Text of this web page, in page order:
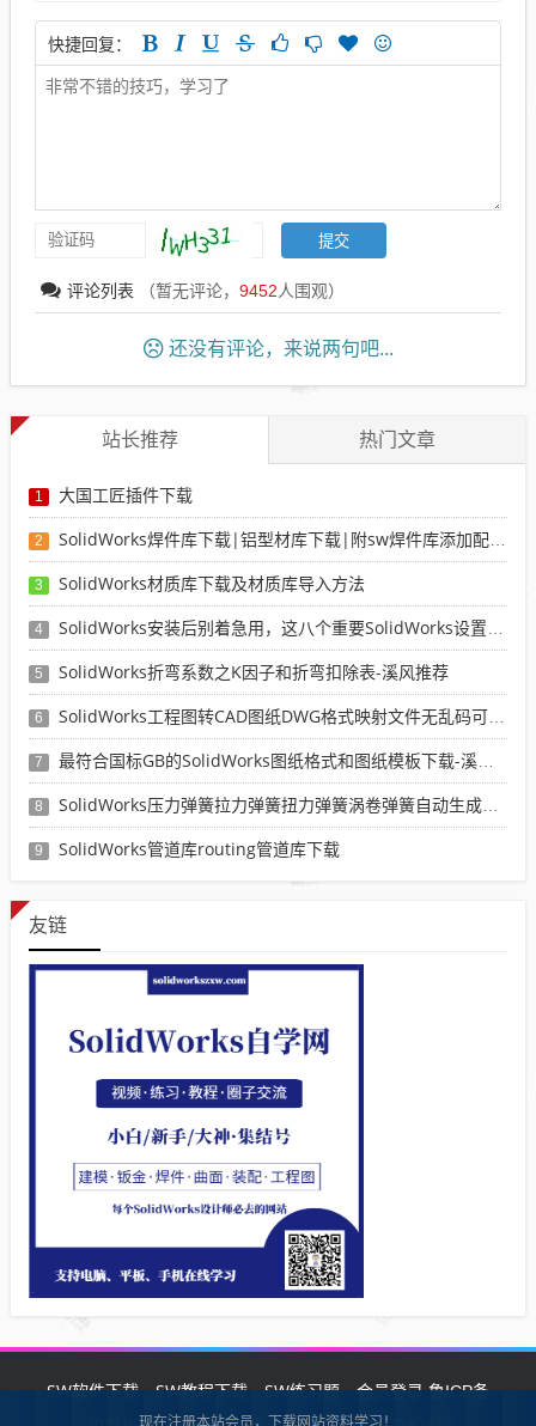
快捷回复：
评论列表 （暂无评论， 9452人围观）
还没有评论，来说两句吧...
站长推荐 热门文章
1 大国工匠插件下载
2 SolidWorks焊件库下载|铝型材库下载|附sw焊件库添加配置使用教程
3 SolidWorks材质库下载及材质库导入方法
4 SolidWorks安装后别着急用，这八个重要SolidWorks设置可以提高你的画图效率
5 SolidWorks折弯系数之K因子和折弯扣除表-溪风推荐
6 SolidWorks工程图转CAD图纸DWG格式映射文件无乱码可分层-溪风亲测推荐
7 最符合国标GB的SolidWorks图纸格式和图纸模板下载-溪风专用版
8 SolidWorks压力弹簧拉力弹簧扭力弹簧涡卷弹簧自动生成宏程序下载
9 SolidWorks管道库routing管道库下载
友链
SW软件下载 SW教程下载 SW练习题 会员登录鲁ICP备
现在注册本站会员，下载网站资料学习！